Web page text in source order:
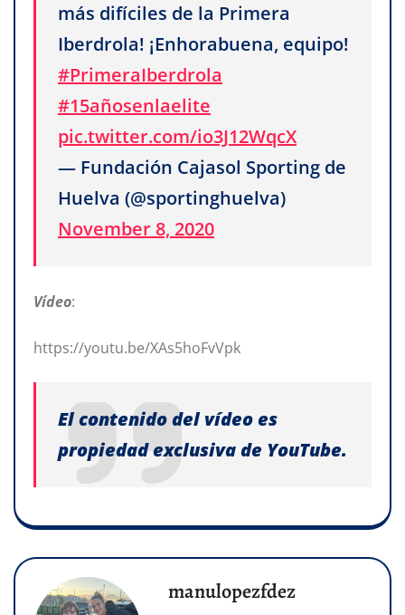
más difíciles de la Primera
Iberdrola! ¡Enhorabuena, equipo!
#PrimeraIberdrola
#15añosenlaelite
pic.twitter.com/io3J12WqcX
— Fundación Cajasol Sporting de
Huelva (@sportinghuelva)
November 8, 2020
Vídeo:
https://youtu.be/XAs5hoFvVpk
El contenido del vídeo es
propiedad exclusiva de YouTube.
manulopezfdez